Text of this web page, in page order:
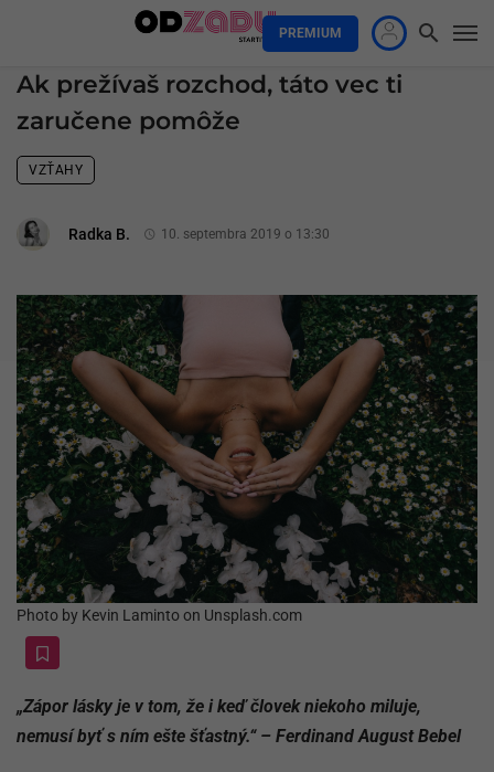
PREMIUM
Ak prežívaš rozchod, táto vec ti
zaručene pomôže
VZŤAHY
Radka B. 10. septembra 2019 o 13:30
Photo by Kevin Laminto on Unsplash.com
„Zápor lásky je v tom, že i keď človek niekoho miluje,
nemusí byť s ním ešte šťastný.“ – Ferdinand August Bebel